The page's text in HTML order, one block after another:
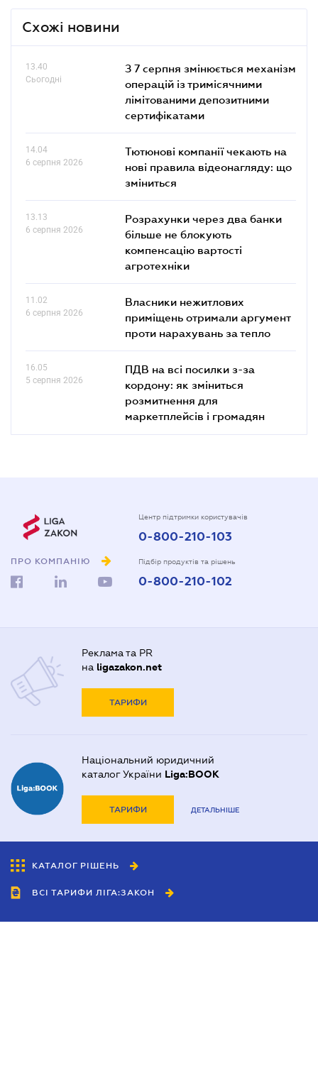
Схожі новини
13.40
Сьогодні
З 7 серпня змінюється механізм
операцій із тримісячними
лімітованими депозитними
сертифікатами
14.04
6 серпня 2026
Тютюнові компанії чекають на
нові правила відеонагляду: що
зміниться
13.13
6 серпня 2026
Розрахунки через два банки
більше не блокують
компенсацію вартості
агротехніки
11.02
6 серпня 2026
Власники нежитлових
приміщень отримали аргумент
проти нарахувань за тепло
16.05
5 серпня 2026
ПДВ на всі посилки з-за
кордону: як зміниться
розмитнення для
маркетплейсів і громадян
ПРО КОМПАНІЮ
Центр підтримки користувачів
0-800-210-103
Підбір продуктів та рішень
0-800-210-102
Реклама та PR
на ligazakon.net
ТАРИФИ
Національний юридичний
каталог України Liga:BOOK
ТАРИФИ ДЕТАЛЬНІШЕ
КАТАЛОГ РІШЕНЬ
ВСІ ТАРИФИ ЛІГА:ЗАКОН